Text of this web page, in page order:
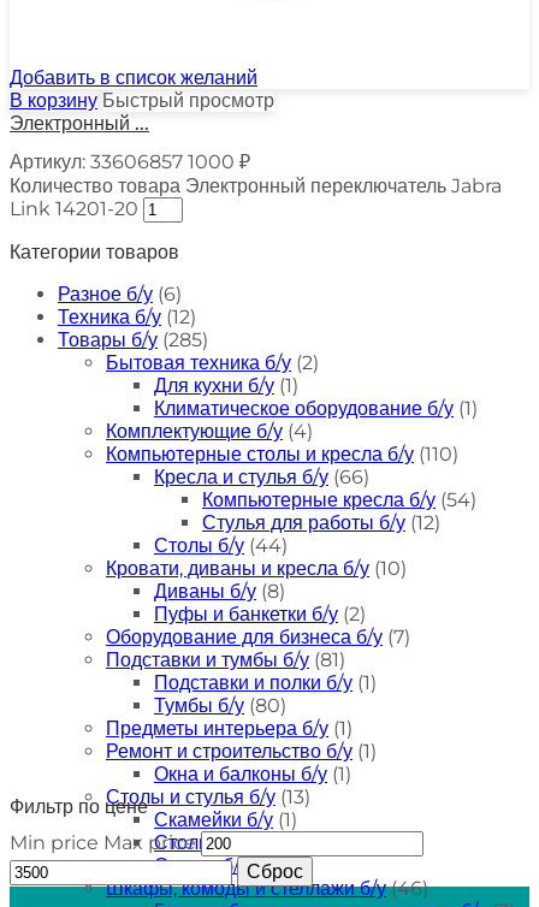
Добавить в список желаний
В корзину Быстрый просмотр
Электронный ...
Артикул: 33606857 1000 ₽
Количество товара Электронный переключатель Jabra
Link 14201-20
Категории товаров
Разное б/у (6)
Техника б/у (12)
Товары б/у (285)
Бытовая техника б/у (2)
Для кухни б/у (1)
Климатическое оборудование б/у (1)
Комплектующие б/у (4)
Компьютерные столы и кресла б/у (110)
Кресла и стулья б/у (66)
Компьютерные кресла б/у (54)
Стулья для работы б/у (12)
Столы б/у (44)
Кровати, диваны и кресла б/у (10)
Диваны б/у (8)
Пуфы и банкетки б/у (2)
Оборудование для бизнеса б/у (7)
Подставки и тумбы б/у (81)
Подставки и полки б/у (1)
Тумбы б/у (80)
Предметы интерьера б/у (1)
Ремонт и строительство б/у (1)
Окна и балконы б/у (1)
Столы и стулья б/у (13)
Скамейки б/у (1)
Столы б/у
Стулья б/у (4)
Шкафы, комоды и стеллажи б/у (46)
Фильтр по цене
Min price Max price
Сброс